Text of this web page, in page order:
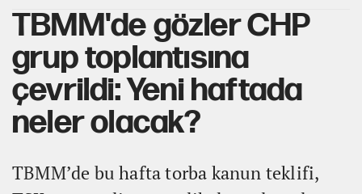
TBMM'de gözler CHP
grup toplantısına
çevrildi: Yeni haftada
neler olacak?
TBMM’de bu hafta torba kanun teklifi,